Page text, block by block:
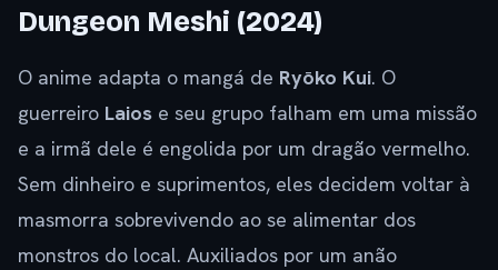
Dungeon Meshi (2024)
O anime adapta o mangá de Ryōko Kui. O
guerreiro Laios e seu grupo falham em uma missão
e a irmã dele é engolida por um dragão vermelho.
Sem dinheiro e suprimentos, eles decidem voltar à
masmorra sobrevivendo ao se alimentar dos
monstros do local. Auxiliados por um anão